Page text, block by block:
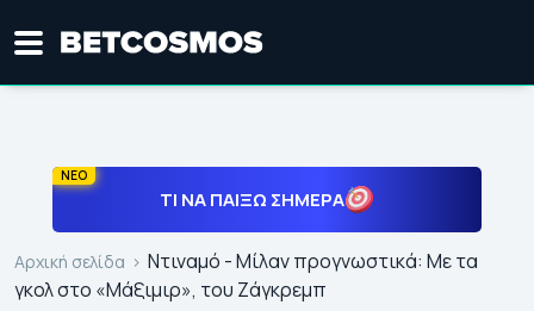
ΝΕΟ
ΤΙ ΝΑ ΠΑΊΞΩ ΣΉΜΕΡΑ
Αρχική σελίδα
Ντιναμό - Μίλαν προγνωστικά: Με τα
γκολ στο «Μάξιμιρ», του Ζάγκρεμπ